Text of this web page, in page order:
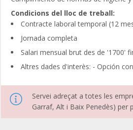
Condicions del lloc de treball:
Contracte laboral temporal (12
Jornada completa
Salari mensual brut des de '1700'
Altres dades d'interès: - Opción
Servei adreçat a totes les
Garraf, Alt i Baix Penedès) per